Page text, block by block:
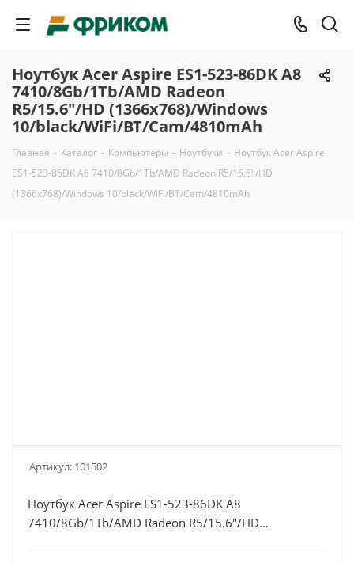
Ноутбук Acer Aspire ES1-523-86DK A8
7410/8Gb/1Tb/AMD Radeon
R5/15.6"/HD (1366x768)/Windows
10/black/WiFi/BT/Cam/4810mAh
Главная - Каталог - Компьютеры - Ноутбуки - Ноутбук Acer Aspire
ES1-523-86DK A8 7410/8Gb/1Tb/AMD Radeon R5/15.6"/HD
(1366x768)/Windows 10/black/WiFi/BT/Cam/4810mAh
Артикул: 101502
Ноутбук Acer Aspire ES1-523-86DK A8
7410/8Gb/1Tb/AMD Radeon R5/15.6"/HD